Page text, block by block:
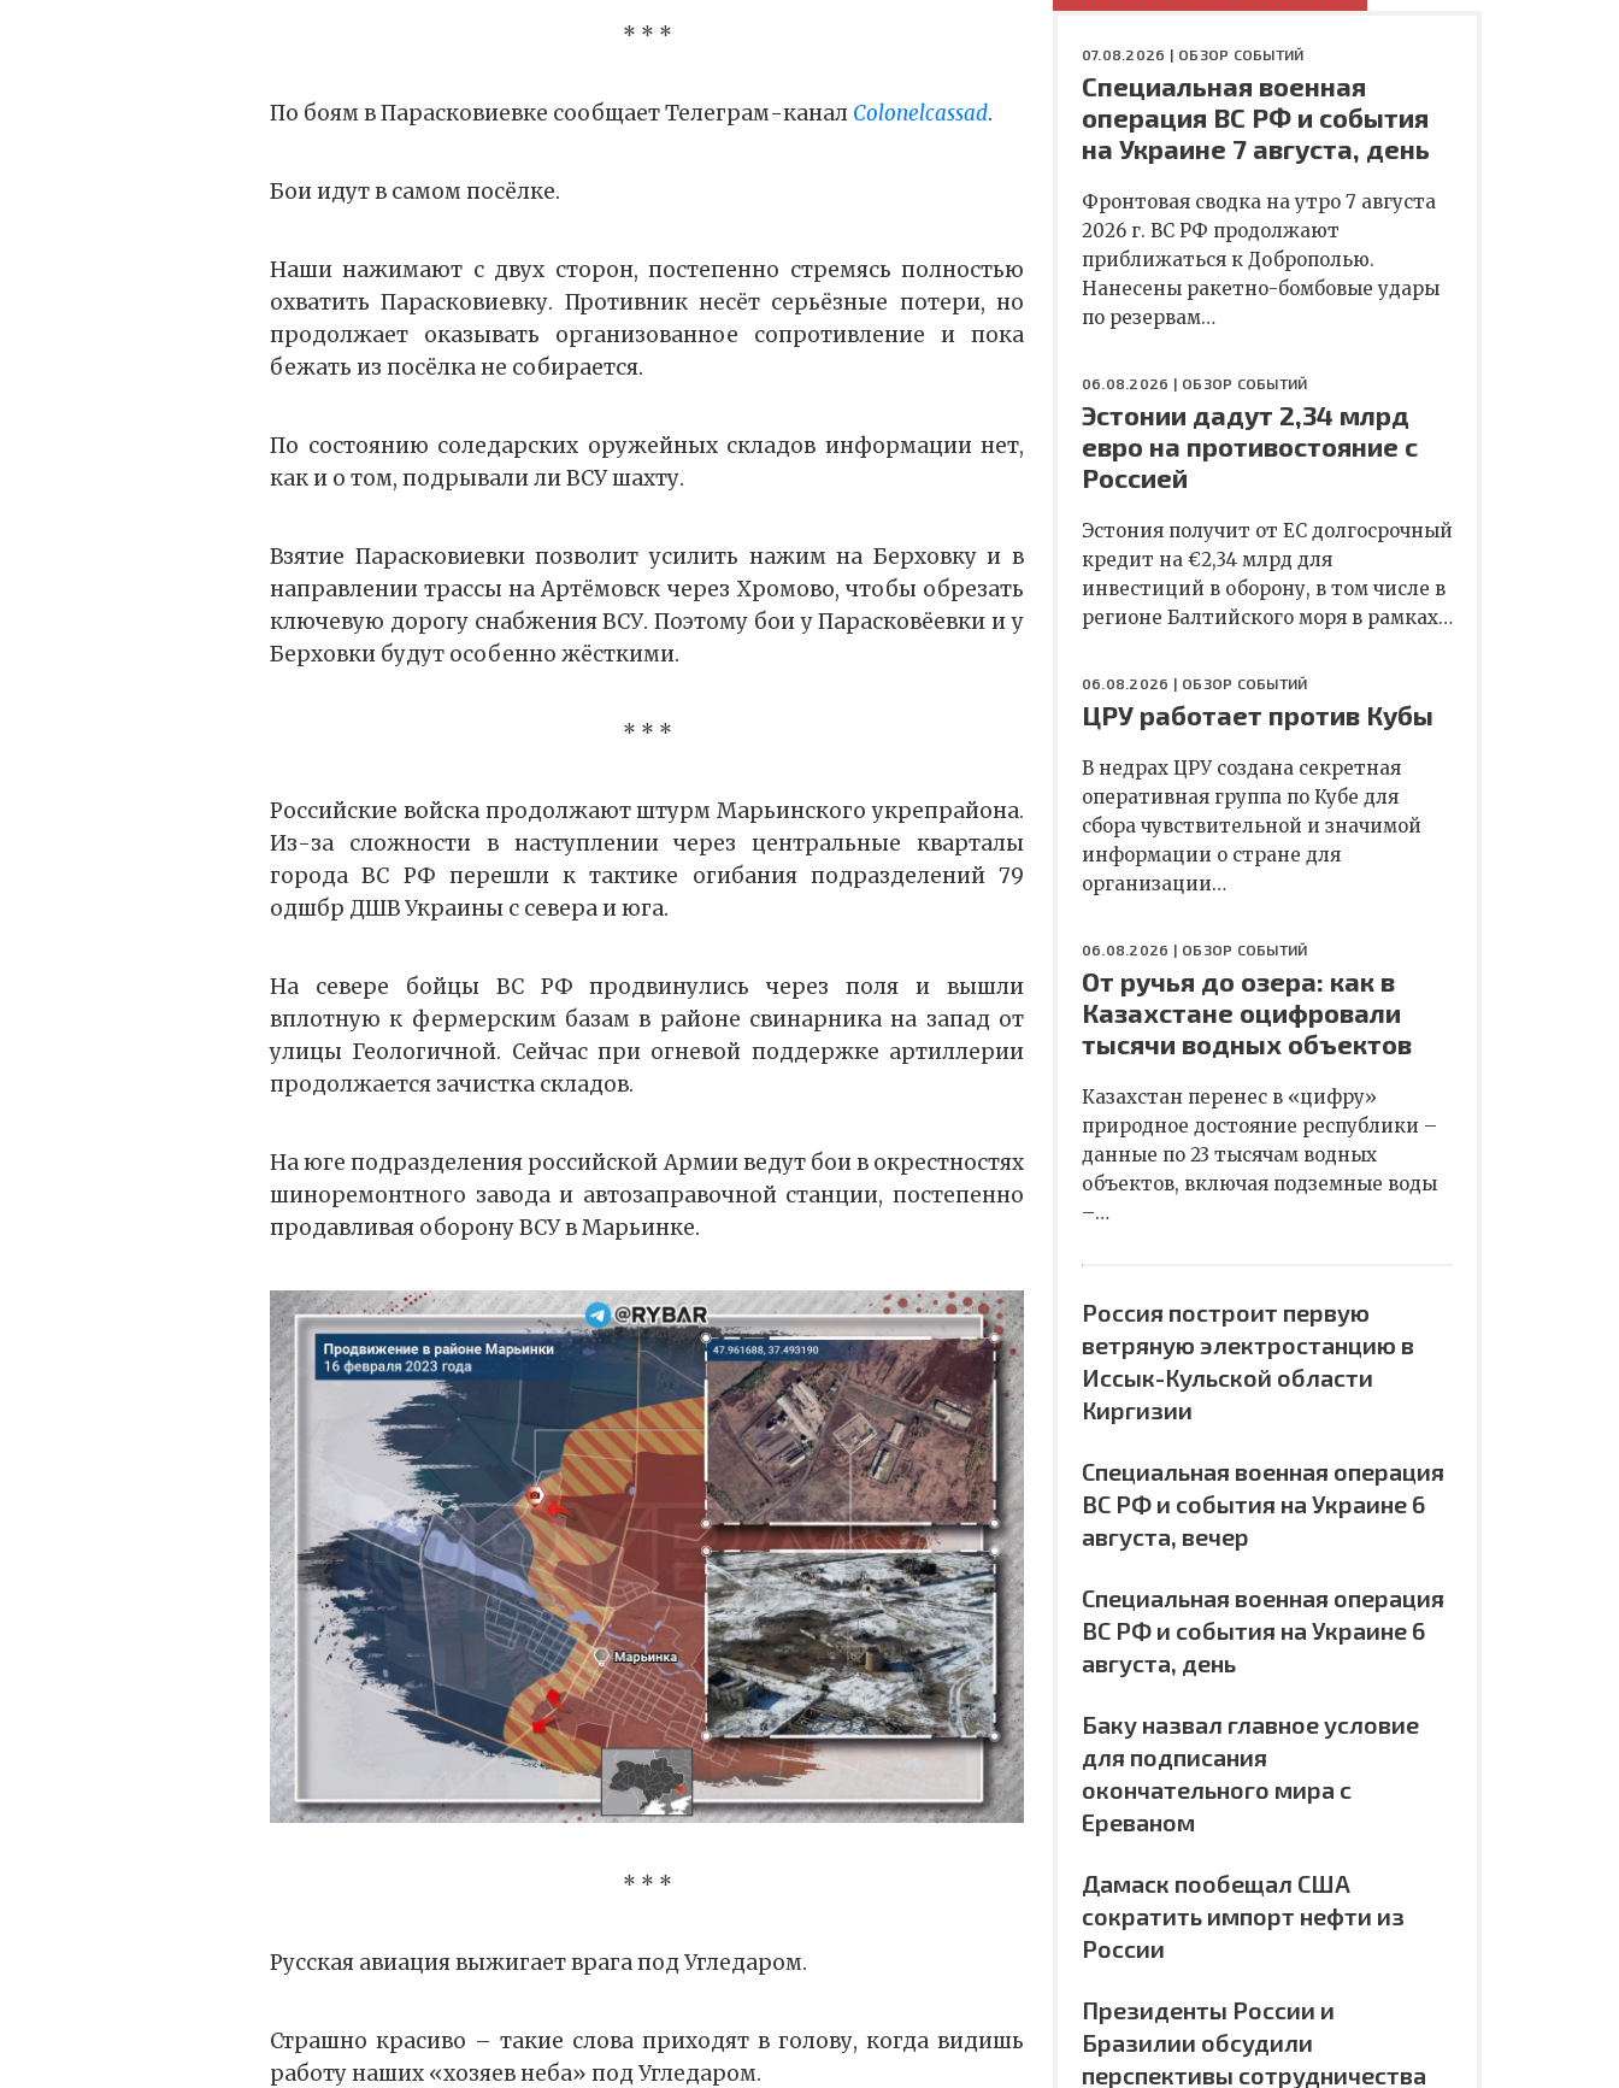
* * *
По боям в Парасковиевке сообщает Телеграм-канал Colonelcassad.
Бои идут в самом посёлке.
Наши нажимают с двух сторон, постепенно стремясь полностью
охватить Парасковиевку. Противник несёт серьёзные потери, но
продолжает оказывать организованное сопротивление и пока
бежать из посёлка не собирается.
По состоянию соледарских оружейных складов информации нет,
как и о том, подрывали ли ВСУ шахту.
Взятие Парасковиевки позволит усилить нажим на Берховку и в
направлении трассы на Артёмовск через Хромово, чтобы обрезать
ключевую дорогу снабжения ВСУ. Поэтому бои у Парасковёевки и у
Берховки будут особенно жёсткими.
* * *
Российские войска продолжают штурм Марьинского укрепрайона.
Из-за сложности в наступлении через центральные кварталы
города ВС РФ перешли к тактике огибания подразделений 79
одшбр ДШВ Украины с севера и юга.
На севере бойцы ВС РФ продвинулись через поля и вышли
вплотную к фермерским базам в районе свинарника на запад от
улицы Геологичной. Сейчас при огневой поддержке артиллерии
продолжается зачистка складов.
На юге подразделения российской Армии ведут бои в окрестностях
шиноремонтного завода и автозаправочной станции, постепенно
продавливая оборону ВСУ в Марьинке.
* * *
Русская авиация выжигает врага под Угледаром.
Страшно красиво – такие слова приходят в голову, когда видишь
работу наших «хозяев неба» под Угледаром.
07.08.2026 | ОБЗОР СОБЫТИЙ
Специальная военная
операция ВС РФ и события
на Украине 7 августа, день
Фронтовая сводка на утро 7 августа
2026 г. ВС РФ продолжают
приближаться к Доброполью.
Нанесены ракетно-бомбовые удары
по резервам…
06.08.2026 | ОБЗОР СОБЫТИЙ
Эстонии дадут 2,34 млрд
евро на противостояние с
Россией
Эстония получит от ЕС долгосрочный
кредит на €2,34 млрд для
инвестиций в оборону, в том числе в
регионе Балтийского моря в рамках…
06.08.2026 | ОБЗОР СОБЫТИЙ
ЦРУ работает против Кубы
В недрах ЦРУ создана секретная
оперативная группа по Кубе для
сбора чувствительной и значимой
информации о стране для
организации…
06.08.2026 | ОБЗОР СОБЫТИЙ
От ручья до озера: как в
Казахстане оцифровали
тысячи водных объектов
Казахстан перенес в «цифру»
природное достояние республики –
данные по 23 тысячам водных
объектов, включая подземные воды
–…
Россия построит первую
ветряную электростанцию в
Иссык-Кульской области
Киргизии
Специальная военная операция
ВС РФ и события на Украине 6
августа, вечер
Специальная военная операция
ВС РФ и события на Украине 6
августа, день
Баку назвал главное условие
для подписания
окончательного мира с
Ереваном
Дамаск пообещал США
сократить импорт нефти из
России
Президенты России и
Бразилии обсудили
перспективы сотрудничества